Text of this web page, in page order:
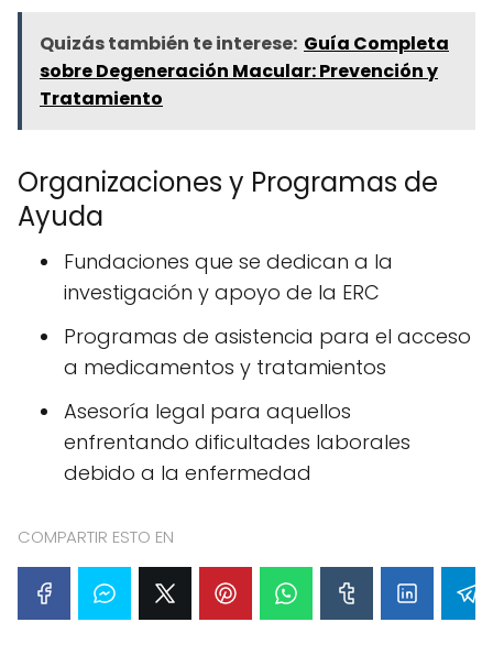
Quizás también te interese: Guía Completa
sobre Degeneración Macular: Prevención y
Tratamiento
Organizaciones y Programas de
Ayuda
Fundaciones que se dedican a la
investigación y apoyo de la ERC
Programas de asistencia para el acceso
a medicamentos y tratamientos
Asesoría legal para aquellos
enfrentando dificultades laborales
debido a la enfermedad
COMPARTIR ESTO EN